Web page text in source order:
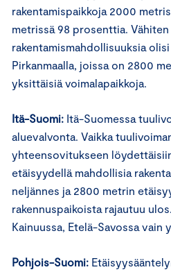
rakentamispaikkoja 2000
metrissä 98 prosenttia. Vähiten
rakentamismahdollisuuksia
Pirkanmaalla, joissa on 2800
yksittäisiä voimalapaikkoja.
Itä-Suomi: Itä-Suomessa
aluevalvonta. Vaikka
yhteensovitukseen
etäisyydellä mahdollisia
neljännes ja 2800 metrin
rakennuspaikoista rajautuu
Kainuussa, Etelä-Savossa vain
Pohjois-Suomi: